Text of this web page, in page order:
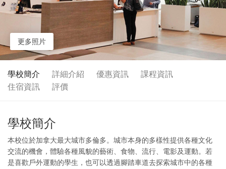
更多照片
學校簡介 詳細介紹 優惠資訊
課程資訊
住宿資訊
評價
學校簡介
本校位於加拿大最大城市多倫多。城市本身的多樣性提供各種文化
交流的機會，體驗各種風貌的藝術、食物、流行、電影及運動。若
是喜歡戶外運動的學生，也可以透過腳踏車道去探索城市中的各種